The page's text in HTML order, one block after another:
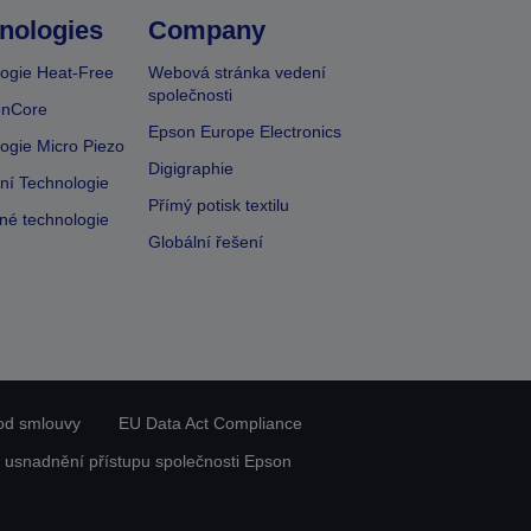
Heat-Free
Micro Piezo
Technologie
technologie
Company
Webová stránka vedení
společnosti
Epson Europe Electronics
Digigraphie
Přímý potisk textilu
Globální řešení
smlouvy
EU Data Act Compliance
přístupu společnosti Epson